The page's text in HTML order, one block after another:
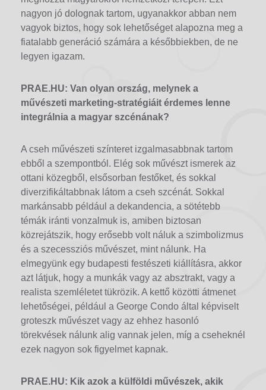
nagyon jó dolognak tartom, ugyanakkor abban nem
vagyok biztos, hogy sok lehetőséget alapozna meg a
fiatalabb generáció számára a későbbiekben, de ne
legyen igazam.
PRAE.HU: Van olyan ország, melynek a
művészeti marketing-stratégiáit érdemes lenne
integrálnia a magyar szcénának?
A cseh művészeti színteret izgalmasabbnak tartom
ebből a szempontból. Elég sok művészt ismerek az
ottani közegből, elsősorban festőket, és sokkal
diverzifikáltabbnak látom a cseh szcénát. Sokkal
markánsabb például a dekandencia, a sötétebb
témák iránti vonzalmuk is, amiben biztosan
közrejátszik, hogy erősebb volt náluk a szimbolizmus
és a szecessziós művészet, mint nálunk. Ha
elmegyünk egy budapesti festészeti kiállításra, akkor
azt látjuk, hogy a munkák vagy az absztrakt, vagy a
realista szemléletet tükrözik. A kettő közötti átmenet
lehetőségei, például a George Condo által képviselt
groteszk művészet vagy az ehhez hasonló
törekvések nálunk alig vannak jelen, míg a cseheknél
ezek nagyon sok figyelmet kapnak.
PRAE.HU: Kik azok a külföldi művészek, akik